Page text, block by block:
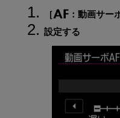
［ ： 動画サー
設定する